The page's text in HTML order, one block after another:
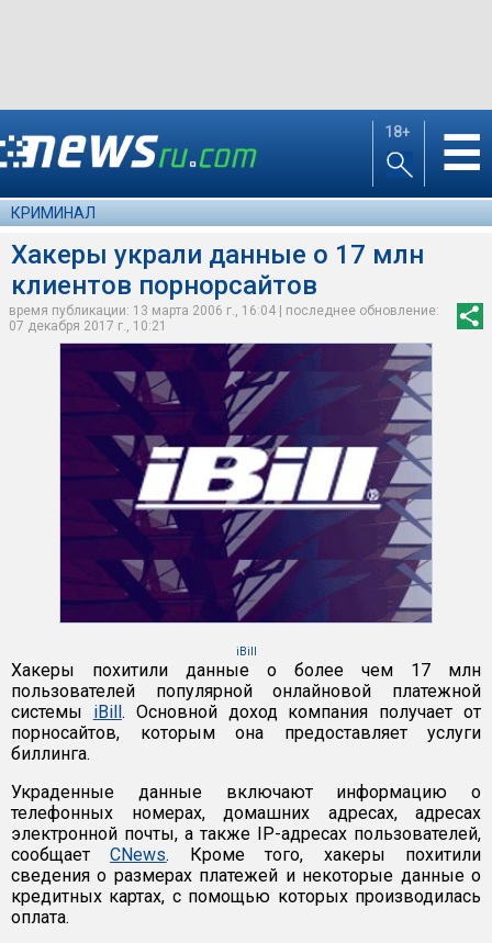
18+ ☰
КРИМИНАЛ
Хакеры украли данные о 17 млн
клиентов порнорсайтов
время публикации: 13 марта 2006 г., 16:04 | последнее обновление:
07 декабря 2017 г., 10:21
iBill
Хакеры похитили данные о более чем 17 млн
пользователей популярной онлайновой платежной
системы iBill. Основной доход компания получает от
порносайтов, которым она предоставляет услуги
биллинга.
Украденные данные включают информацию о
телефонных номерах, домашних адресах, адресах
электронной почты, а также IP-адресах пользователей,
сообщаетCNews. Кроме того, хакеры похитили
сведения о размерах платежей и некоторые данные о
кредитных картах, с помощью которых производилась
оплата.